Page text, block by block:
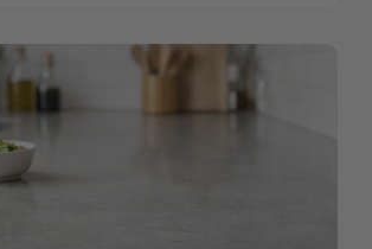
mit einer regelmäßigen und
beseitigen.
findest du eine einfache und
um den Kühlschrank zu
Gerüche zu entfernen und zu
sie wiederkommen. Außerdem
praktische Hausmittel und eine
für eine noch effektivere